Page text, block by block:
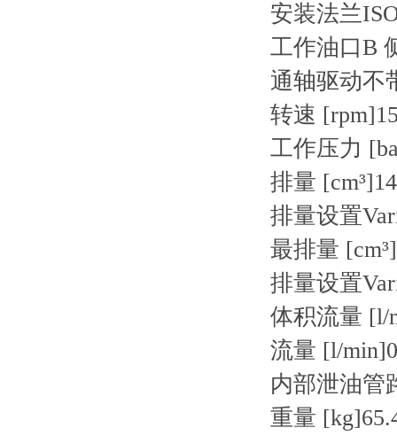
安装法兰
工作油口B
通轴驱动不
转速 [rpm]
工作压力
排量 [cm³]
排量设置
最排量 [cm³]
排量设置
体积流量 [l/
流量 [l/min]
内部泄油管
重量 [kg]